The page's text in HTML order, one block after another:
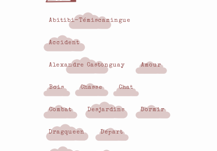
Abitibi-Témiscamingue
Accident
Alexandre Castonguay Amour
Bois Chasse Chat
Combat Desjardins Dormir
Dragqueen Départ